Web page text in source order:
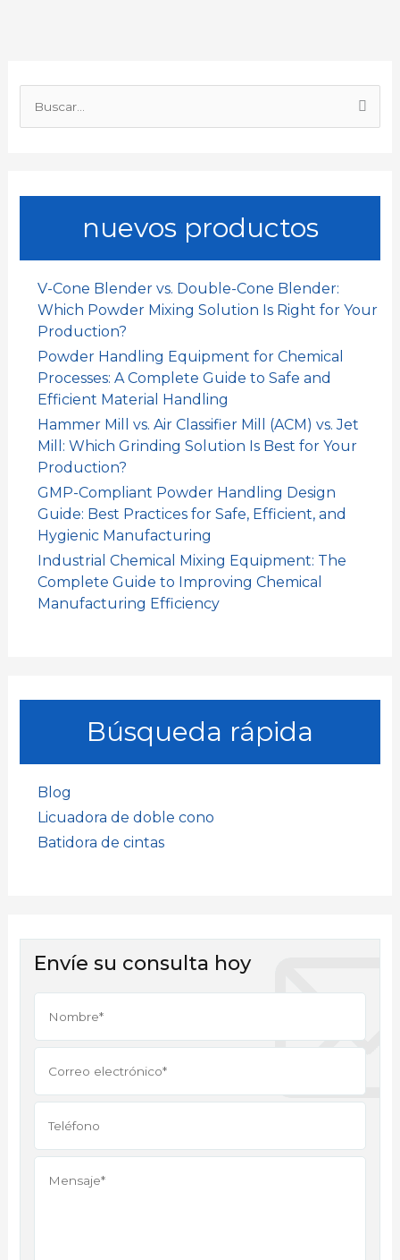
k p n i
nuevos productos
V-Cone Blender vs. Double-Cone Blender:
Which Powder Mixing Solution Is Right for Your
Production?
Powder Handling Equipment for Chemical
Processes: A Complete Guide to Safe and
Efficient Material Handling
Hammer Mill vs. Air Classifier Mill (ACM) vs. Jet
Mill: Which Grinding Solution Is Best for Your
Production?
GMP-Compliant Powder Handling Design
Guide: Best Practices for Safe, Efficient, and
Hygienic Manufacturing
Industrial Chemical Mixing Equipment: The
Complete Guide to Improving Chemical
Manufacturing Efficiency
Búsqueda rápida
Blog
Licuadora de doble cono
Batidora de cintas
Envíe su consulta hoy